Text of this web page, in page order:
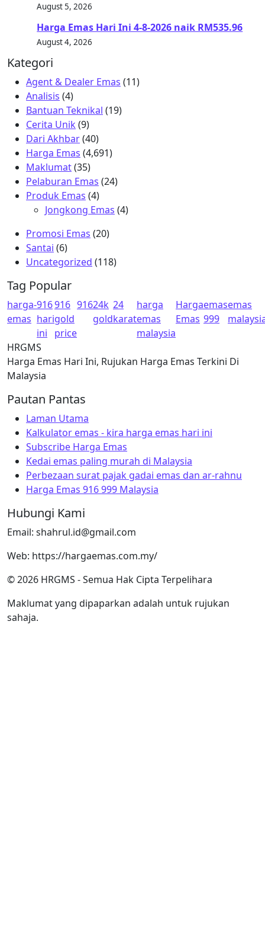
August 5, 2026
Harga Emas Hari Ini 4-8-2026 naik RM535.96
August 4, 2026
Kategori
Agent & Dealer Emas (11)
Analisis (4)
Bantuan Teknikal (19)
Cerita Unik(9)
Dari Akhbar(40)
Harga Emas (4,691)
Maklumat(35)
Pelaburan Emas (24)
Produk Emas (4)
Jongkong Emas (4)
Promosi Emas (20)
Santai (6)
Uncategorized (118)
Tag Popular
harga-
emas
916
hari
ini
916
gold
price
91624k
gold
24
karat
harga
emas
malaysia
Harga
Emas
emas
999
emas
HRGMS
Harga Emas Hari Ini, Rujukan Harga Emas Terkini Di
Malaysia
Pautan Pantas
Laman Utama
Kalkulator emas - kira harga emas hari ini
Subscribe Harga Emas
Kedai emas paling murah di Malaysia
Perbezaan surat pajak gadai emas dan ar-rahnu
Harga Emas 916 999 Malaysia
Hubungi Kami
Email: shahrul.id@gmail.com
Web: https://hargaemas.com.my/
© 2026 HRGMS - Semua Hak Cipta Terpelihara
Maklumat yang dipaparkan adalah untuk rujukan
sahaja.